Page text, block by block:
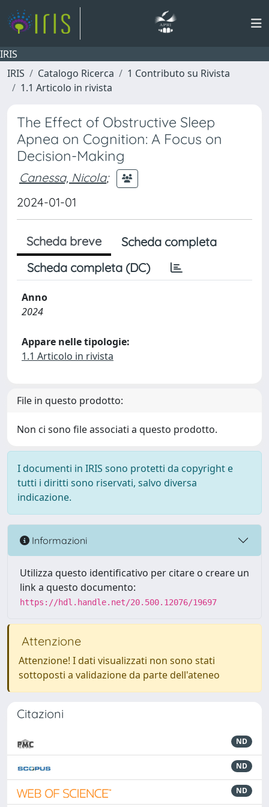
IRIS
IRIS
Catalogo Ricerca
1 Contributo su Rivista
1.1 Articolo in rivista
The Effect of Obstructive Sleep
Apnea on Cognition: A Focus on
Decision-Making
Canessa, Nicola;
2024-01-01
Scheda breve
Scheda completa
Scheda completa (DC)
Anno
2024
Appare nelle tipologie:
1.1 Articolo in rivista
File in questo prodotto:
Non ci sono file associati a questo prodotto.
I documenti in IRIS sono protetti da copyright e
tutti i diritti sono riservati, salvo diversa
indicazione.
Informazioni
Utilizza questo identificativo per citare o creare un
link a questo documento:
https://hdl.handle.net/20.500.12076/19697
Attenzione
Attenzione! I dati visualizzati non sono stati
sottoposti a validazione da parte dell'ateneo
Citazioni
ND
ND
ND